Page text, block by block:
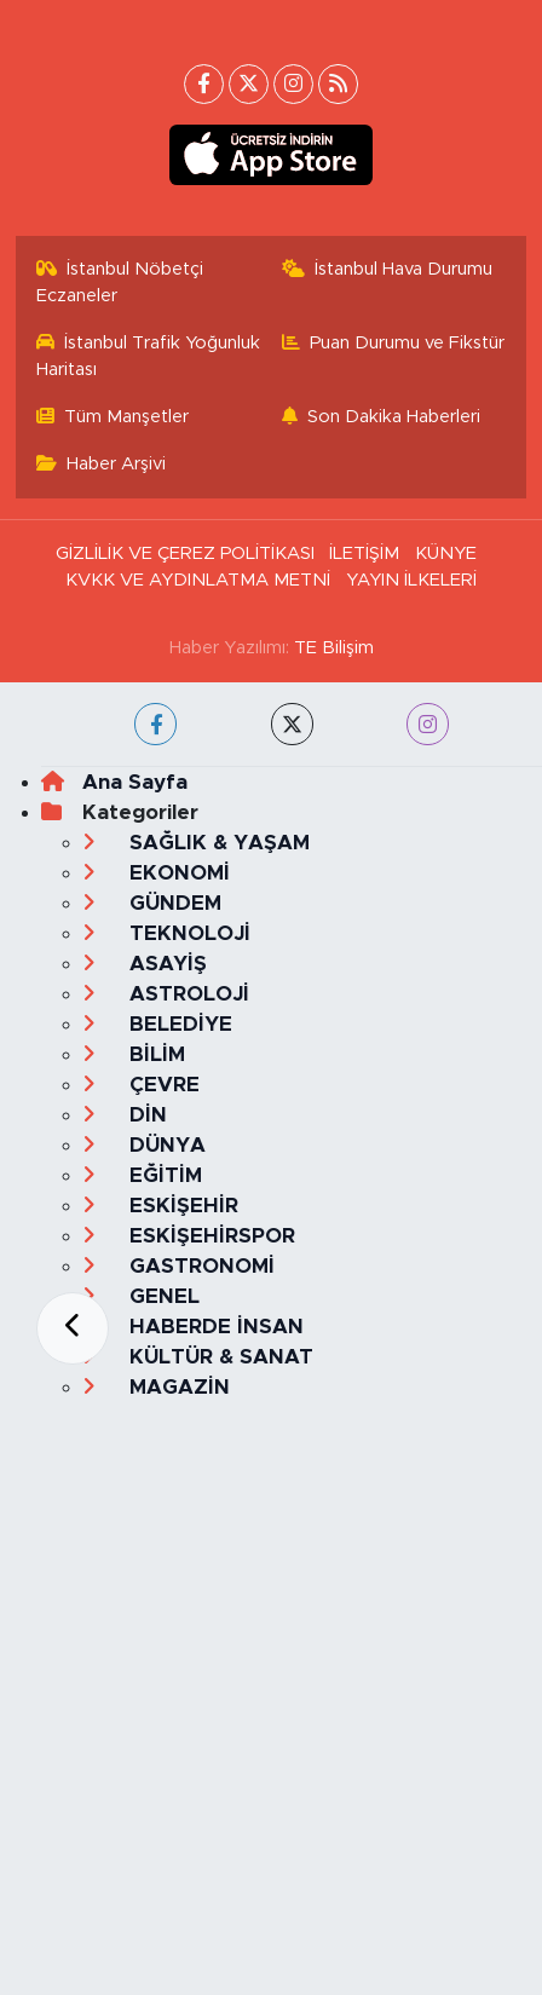
İstanbul Nöbetçi
Eczaneler
İstanbul Hava Durumu
İstanbul Trafik Yoğunluk
Haritası
Puan Durumu ve Fikstür
Tüm Manşetler Son Dakika Haberleri
Haber Arşivi
GİZLİLİK VE ÇEREZ POLİTİKASI İLETİŞİM
KÜNYE
KVKK VE AYDINLATMA METNİ
YAYIN İLKELERİ
Haber Yazılımı: TE Bilişim
Ana Sayfa
Kategoriler
SAĞLIK & YAŞAM
EKONOMİ
GÜNDEM
TEKNOLOJİ
ASAYİŞ
ASTROLOJİ
BELEDİYE
BİLİM
ÇEVRE
DİN
DÜNYA
EĞİTİM
ESKİŞEHİR
ESKİŞEHİRSPOR
GASTRONOMİ
GENEL
HABERDE İNSAN
KÜLTÜR & SANAT
MAGAZİN